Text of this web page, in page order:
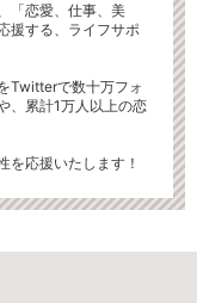
「恋愛、仕事、美
援する、ライフサポ
Twitterで数十万フォ
、累計1万人以上の恋
を応援いたします！